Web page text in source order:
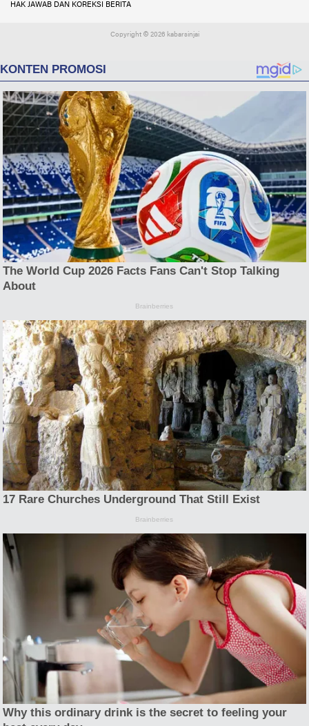
HAK JAWAB DAN KOREKSI BERITA
Copyright © 2026 kabarsinjai